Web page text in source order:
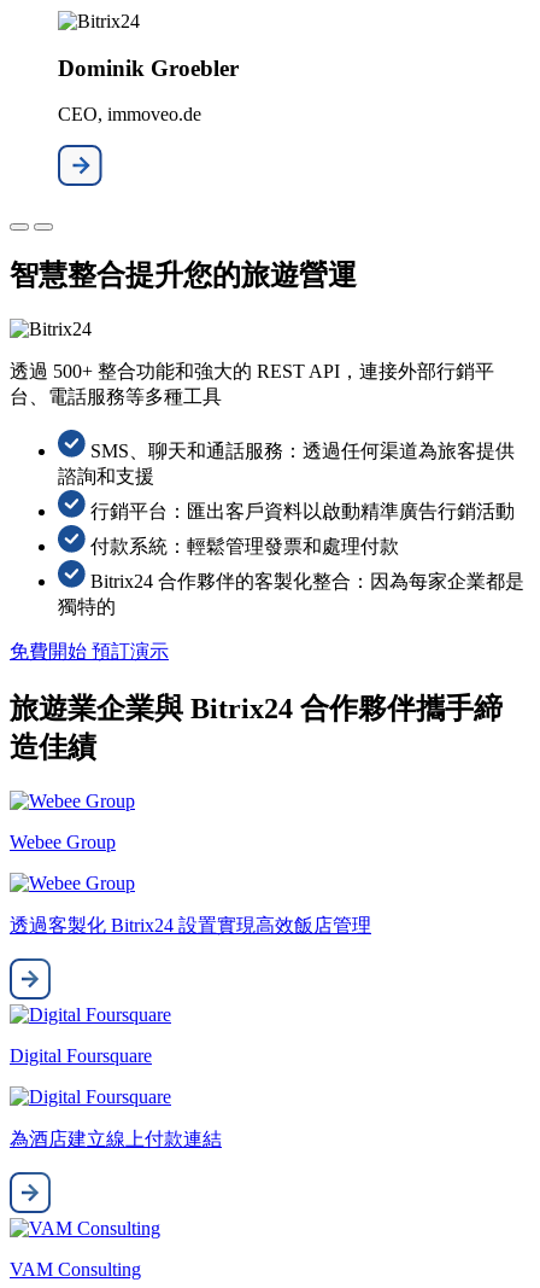
Dominik Groebler
CEO, immoveo.de
智慧整合提升您的旅遊營運
透過 500+ 整合功能和強大的 REST API，連接外部行銷平
台、電話服務等多種工具
SMS、聊天和通話服務：透過任何渠道為旅客提供
諮詢和支援
行銷平台：匯出客戶資料以啟動精準廣告行銷活動
付款系統：輕鬆管理發票和處理付款
Bitrix24 合作夥伴的客製化整合：因為每家企業都是
獨特的
免費開始 預訂演示
旅遊業企業與 Bitrix24 合作夥伴攜手締
造佳績
Webee Group
透過客製化 Bitrix24 設置實現高效飯店管理
Digital Foursquare
為酒店建立線上付款連結
VAM Consulting